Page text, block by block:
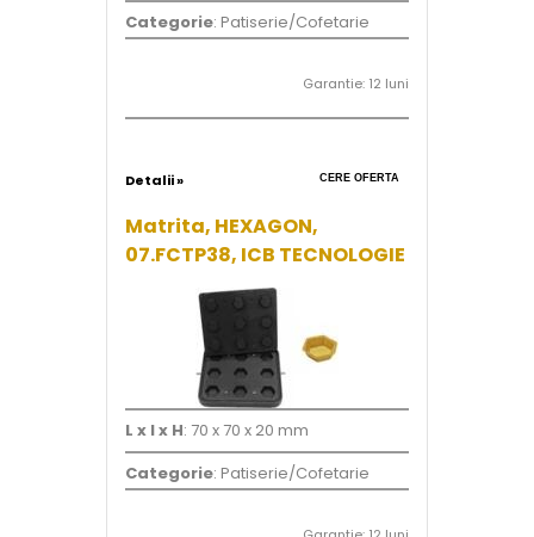
Categorie: Patiserie/Cofetarie
Garantie: 12 luni
Detalii » CERE OFERTA
Matrita, HEXAGON,
07.FCTP38, ICB TECNOLOGIE
L x l x H: 70 x 70 x 20 mm
Categorie: Patiserie/Cofetarie